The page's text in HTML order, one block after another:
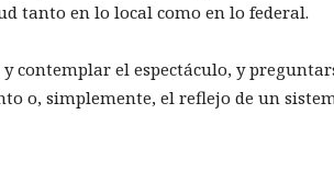
tanto en lo local como en lo federal.
contemplar el espectáculo, y
o, simplemente, el reflejo de un